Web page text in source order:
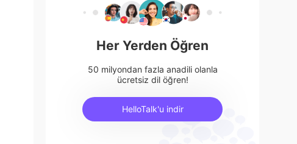
Her Yerden Öğren
50 milyondan fazla anadili olanla
ücretsiz dil öğren!
HelloTalk'u indir